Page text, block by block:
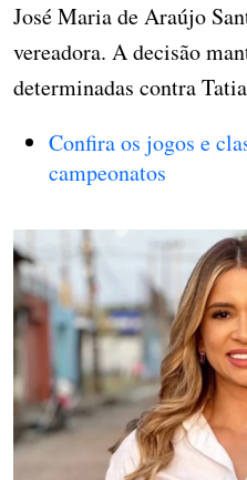
José Maria de Araújo
vereadora. A decisão
determinadas contra
Confira os jogos e
campeonatos